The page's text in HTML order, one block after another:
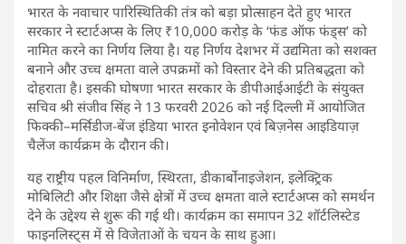
भारत के नवाचार पारिस्थितिकी तंत्र को बड़ा प्रोत्साहन देते हुए भारत
सरकार ने स्टार्टअप्स के लिए ₹10,000 करोड़ के ‘फंड ऑफ फंड्स’ को
नामित करने का निर्णय लिया है। यह निर्णय देशभर में उद्यमिता को सशक्त
बनाने और उच्च क्षमता वाले उपक्रमों को विस्तार देने की प्रतिबद्धता को
दोहराता है। इसकी घोषणा भारत सरकार के डीपीआईआईटी के संयुक्त
सचिव श्री संजीव सिंह ने 13 फरवरी 2026 को नई दिल्ली में आयोजित
फिक्की–मर्सिडीज-बेंज इंडिया भारत इनोवेशन एवं बिज़नेस आइडियाज़
चैलेंज कार्यक्रम के दौरान की।
यह राष्ट्रीय पहल विनिर्माण, स्थिरता, डीकार्बोनाइजेशन, इलेक्ट्रिक
मोबिलिटी और शिक्षा जैसे क्षेत्रों में उच्च क्षमता वाले स्टार्टअप्स को समर्थन
देने के उद्देश्य से शुरू की गई थी। कार्यक्रम का समापन 32 शॉर्टलिस्टेड
फाइनलिस्ट्स में से विजेताओं के चयन के साथ हुआ।